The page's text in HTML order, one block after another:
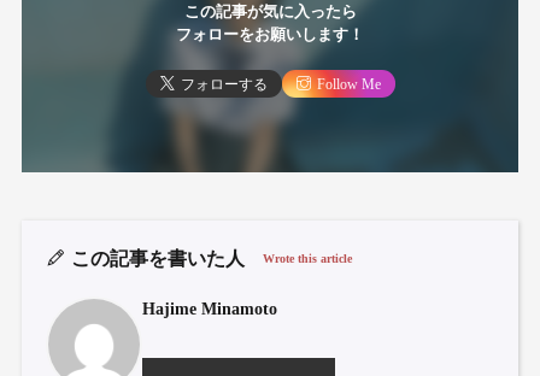
この記事が気に入ったら
フォローをお願いします！
フォローする Follow Me
この記事を書いた人 Wrote this article
Hajime Minamoto